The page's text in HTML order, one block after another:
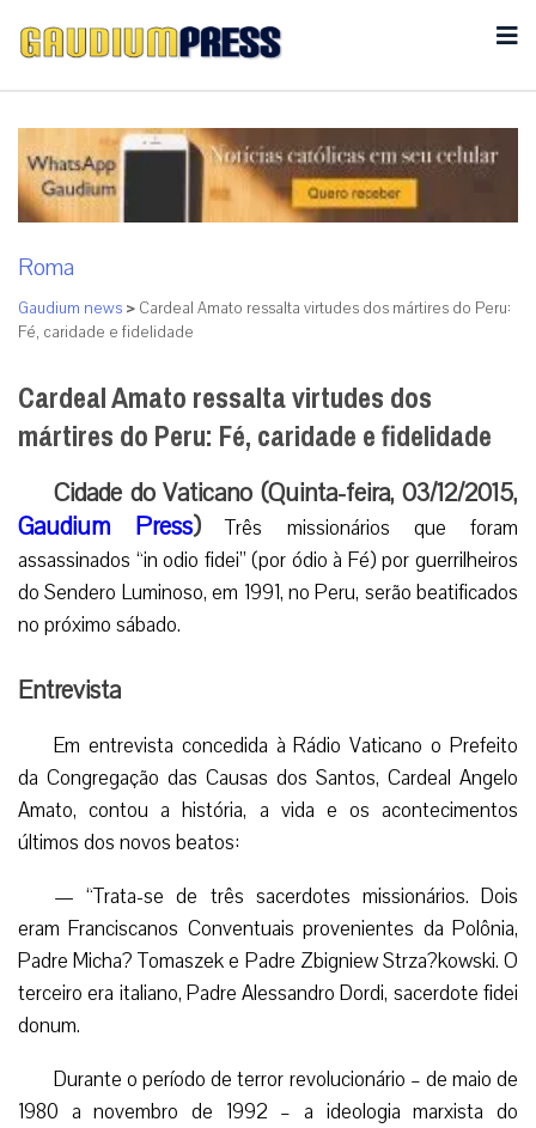
Roma
Gaudium news > Cardeal Amato ressalta virtudes dos mártires do Peru:
Fé, caridade e fidelidade
Cardeal Amato ressalta virtudes dos
mártires do Peru: Fé, caridade e fidelidade
Cidade do Vaticano (Quinta-feira, 03/12/2015,
Gaudium Press) Três missionários que foram
assassinados “in odio fidei” (por ódio à Fé) por guerrilheiros
do Sendero Luminoso, em 1991, no Peru, serão beatificados
no próximo sábado.
Entrevista
Em entrevista concedida à Rádio Vaticano o Prefeito
da Congregação das Causas dos Santos, Cardeal Angelo
Amato, contou a história, a vida e os acontecimentos
últimos dos novos beatos:
— “Trata-se de três sacerdotes missionários. Dois
eram Franciscanos Conventuais provenientes da Polônia,
Padre Micha? Tomaszek e Padre Zbigniew Strza?kowski. O
terceiro era italiano, Padre Alessandro Dordi, sacerdote fidei
donum.
Durante o período de terror revolucionário – de maio de
1980 a novembro de 1992 – a ideologia marxista do